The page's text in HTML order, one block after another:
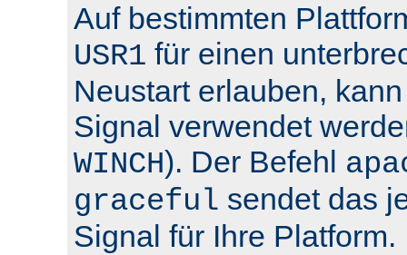
Auf bestimmten
USR1 für einen
Neustart erlauben,
Signal verwendet
WINCH). Der Befehl
graceful sendet das
Signal für Ihre Platform.